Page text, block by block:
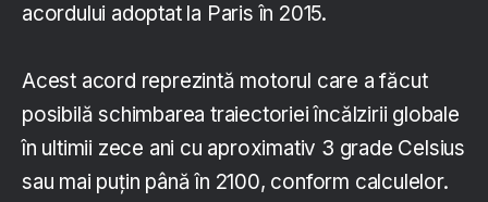
acordului adoptat la Paris în 2015.
Acest acord reprezintă motorul care a făcut
posibilă schimbarea traiectoriei încălzirii globale
în ultimii zece ani cu aproximativ 3 grade Celsius
sau mai puţin până în 2100, conform calculelor.